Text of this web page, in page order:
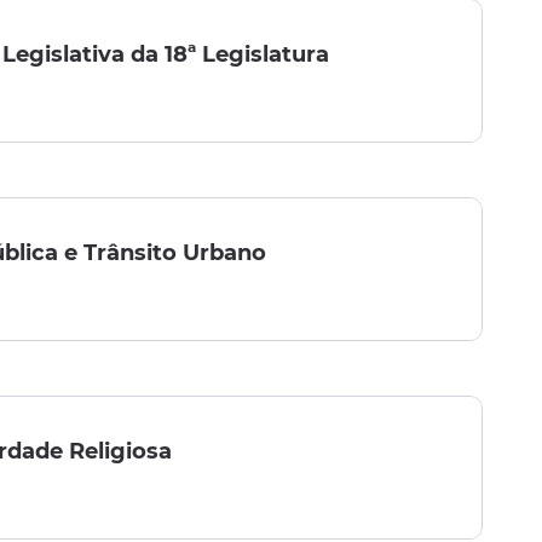
Legislativa da 18ª Legislatura
e Trânsito Urbano
Religiosa